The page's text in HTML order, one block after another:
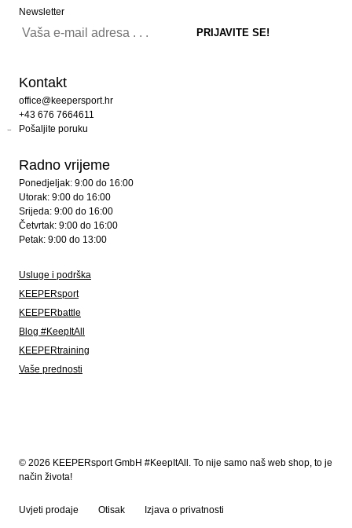
Newsletter
Kontakt
office@keepersport.hr
+43 676 7664611
Pošaljite poruku
Radno vrijeme
Ponedjeljak: 9:00 do 16:00
Utorak: 9:00 do 16:00
Srijeda: 9:00 do 16:00
Četvrtak: 9:00 do 16:00
Petak: 9:00 do 13:00
Usluge i podrška
KEEPERsport
KEEPERbattle
Blog #KeepItAll
KEEPERtraining
Vaše prednosti
© 2026 KEEPERsport GmbH #KeepItAll. To nije samo naš web shop, to je
način života!
Uvjeti prodaje Otisak Izjava o privatnosti